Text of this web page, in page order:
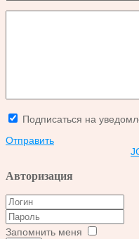
Подписаться на
Отправить
Авторизация
Запомнить меня